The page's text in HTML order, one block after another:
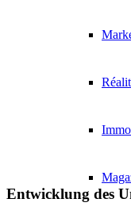
Entwicklung des